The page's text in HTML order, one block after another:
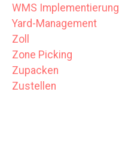
WMS Implementierung
Yard-Management
Zoll
Zone Picking
Zupacken
Zustellen